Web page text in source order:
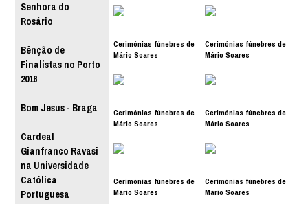
Senhora do
Rosário
Bênção de
Finalistas no Porto
2016
Bom Jesus - Braga
Cardeal
Gianfranco Ravasi
na Universidade
Católica
Portuguesa
Cerimónias fúnebres de
Mário Soares
Cerimónias fúnebres de
Mário Soares
Cerimónias fúnebres de
Mário Soares
Cerimónias fúnebres de
Mário Soares
Cerimónias fúnebres de
Mário Soares
Cerimónias fúnebres de
Mário Soares